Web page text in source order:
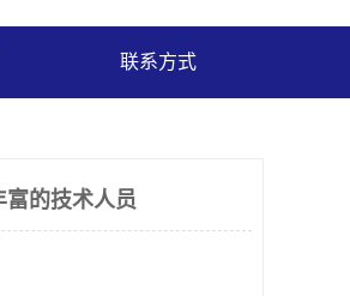
联系方式
的技术人员